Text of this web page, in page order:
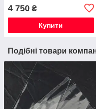
4 750 ₴
Купити
Подібні товари